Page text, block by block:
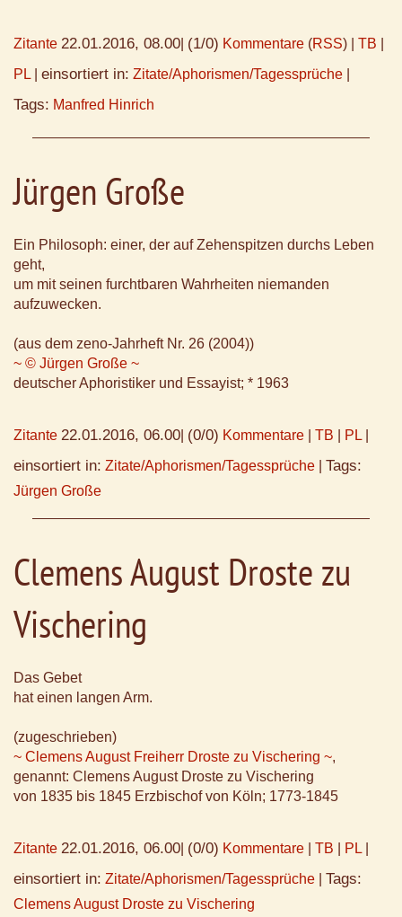
Zitante 22.01.2016, 08.00 (1/0) Kommentare (RSS) | TB
PL
einsortiert in: Zitate/Aphorismen/Tagessprüche
Tags: Manfred Hinrich
Jürgen Große
Ein Philosoph: einer, der auf Zehenspitzen durchs Leben
geht,
um mit seinen furchtbaren Wahrheiten niemanden
aufzuwecken.
(aus dem zeno-Jahrheft Nr. 26 (2004))
~ © Jürgen Große ~
deutscher Aphoristiker und Essayist; * 1963
Zitante 22.01.2016, 06.00 (0/0) Kommentare TB PL
einsortiert in: Zitate/Aphorismen/Tagessprüche Tags:
Jürgen Große
Clemens August Droste zu
Vischering
Das Gebet
hat einen langen Arm.
(zugeschrieben)
~ Clemens August Freiherr Droste zu Vischering ~,
genannt: Clemens August Droste zu Vischering
von 1835 bis 1845 Erzbischof von Köln; 1773-1845
Zitante 22.01.2016, 06.00 (0/0) Kommentare TB PL
einsortiert in: Zitate/Aphorismen/Tagessprüche Tags:
Clemens August Droste zu Vischering